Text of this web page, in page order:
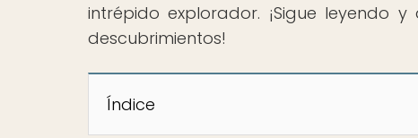
intrépido explorador. ¡Sigue
descubrimientos!
Índice